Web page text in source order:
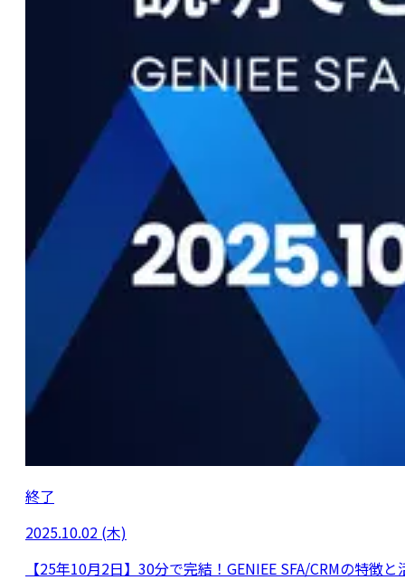
終了
2025.10.02 (木)
【25年10月2日】30分で完結！GENIEE SFA/CRMの特徴と